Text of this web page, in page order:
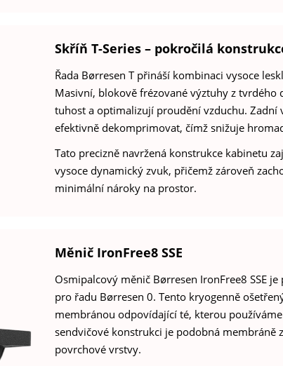
Skříň T-Series – pokročilá
Řada Børresen T přináší kombinaci vysoce
Masivní, blokově frézované výztuhy z tvrdého
tuhost a optimalizují proudění vzduchu.
efektivně dekomprimovat, čímž snižuje
Tato precizně navržená konstrukce kabinetu
vysoce dynamický zvuk, přičemž zároveň
minimální nároky na prostor.
Měnič IronFree8 SSE
Osmipalcový měnič Børresen IronFree8 SSE
pro řadu Børresen 0. Tento kryogenně
membránou odpovídající té, kterou
sendvičové konstrukci je podobná membráně
povrchové vrstvy.